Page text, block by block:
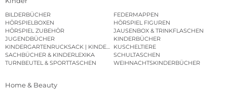
BILDERBÜCHER
FEDERMAPPEN
HÖRSPIELBOXEN
HÖRSPIEL FIGUREN
HÖRSPIEL ZUBEHÖR
JAUSENBOX & TRINKFLASCHEN
JUGENDBÜCHER
KINDERBÜCHER
KINDERGARTENRUCKSACK | KINDERGARTENBEUTEL
KUSCHELTIERE
SACHBÜCHER & KINDERLEXIKA
SCHULTASCHEN
TURNBEUTEL & SPORTTASCHEN
WEIHNACHTSKINDERBÜCHER
Home & Beauty